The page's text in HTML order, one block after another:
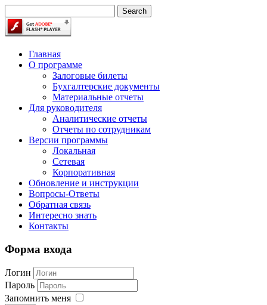
Главная
О программе
Залоговые билеты
Бухгалтерские документы
Материальные отчеты
Для руководителя
Аналитические отчеты
Отчеты по сотрудникам
Версии программы
Локальная
Сетевая
Корпоративная
Обновление и инструкции
Вопросы-Ответы
Обратная связь
Интересно знать
Контакты
Форма входа
Логин
Пароль
Запомнить меня